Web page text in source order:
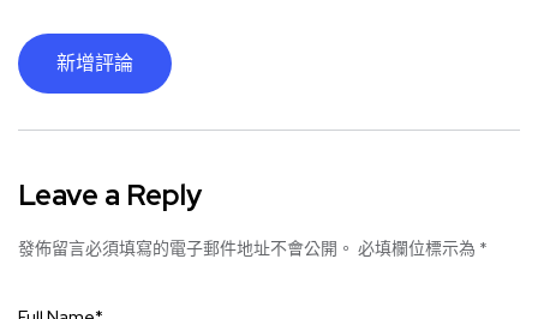
新增評論
Leave a Reply
發佈留言必須填寫的電子郵件地址不會公開。 必填欄位標示為 *